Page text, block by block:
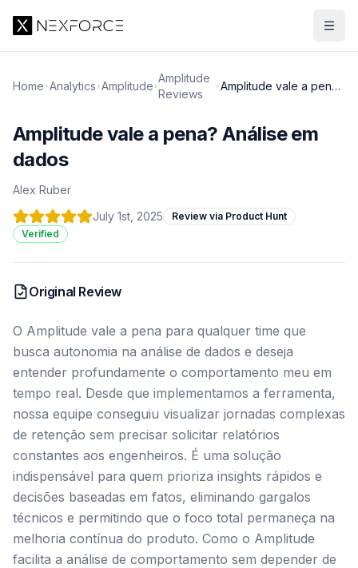
Home Analytics Amplitude
Amplitude
Reviews
Amplitude vale a pena?
Amplitude vale a pena? Análise em
dados
Alex Ruber
July 1st, 2025
Review via Product Hunt
Verified
Original Review
O Amplitude vale a pena para qualquer time que
busca autonomia na análise de dados e deseja
entender profundamente o comportamento meu em
tempo real. Desde que implementamos a ferramenta,
nossa equipe conseguiu visualizar jornadas complexas
de retenção sem precisar solicitar relatórios
constantes aos engenheiros. É uma solução
indispensável para quem prioriza insights rápidos e
decisões baseadas em fatos, eliminando gargalos
técnicos e permitindo que o foco total permaneça na
melhoria contínua do produto. Como o Amplitude
facilita a análise de comportamento sem depender de